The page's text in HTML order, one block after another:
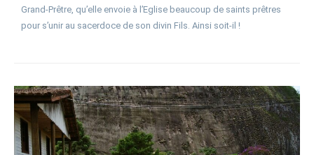
Grand-Prêtre, qu’elle envoie à l’Eglise beaucoup de saints prêtres
pour s’unir au sacerdoce de son divin Fils. Ainsi soit-il !